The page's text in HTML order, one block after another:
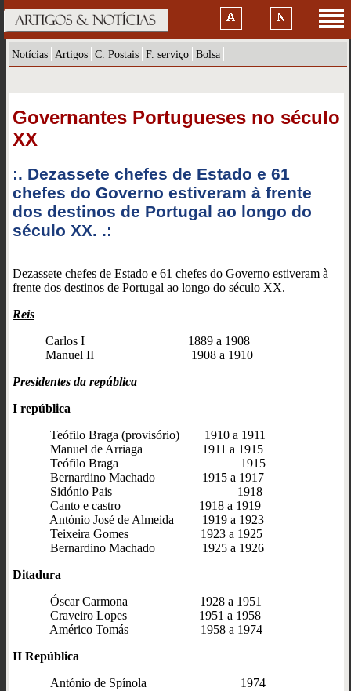
Notícias Artigos C. Postais F. serviço Bolsa
Governantes Portugueses no século
XX
:. Dezassete chefes de Estado e 61
chefes do Governo estiveram à frente
dos destinos de Portugal ao longo do
século XX. .:
Dezassete chefes de Estado e 61 chefes do Governo estiveram à
frente dos destinos de Portugal ao longo do século XX.
Reis
Carlos I
1889 a 1908
Manuel II
1908 a 1910
Presidentes da república
I república
Teófilo Braga (provisório) 1910 a 1911
Manuel de Arriaga 1911 a 1915
Teófilo Braga 1915
Bernardino Machado 1915 a 1917
Sidónio Pais 1918
Canto e castro 1918 a 1919
António José de Almeida 1919 a 1923
Teixeira Gomes 1923 a 1925
Bernardino Machado 1925 a 1926
Ditadura
Óscar Carmona 1928 a 1951
Craveiro Lopes 1951 a 1958
Américo Tomás 1958 a 1974
II República
António de Spínola 1974